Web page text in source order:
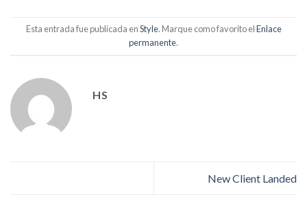
Esta entrada fue publicada enStyle. Marque como favorito elEnlace
permanente.
HS
New Client Landed